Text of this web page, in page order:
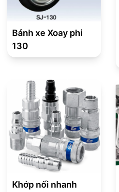
Bánh xe Xoay phi
130
Khớp nối nhanh